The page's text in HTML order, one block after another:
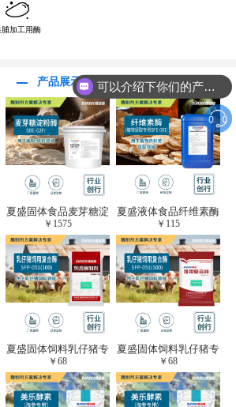
脯加工用酶
产品展示
夏盛固体食品麦芽糖淀
粉酶(烘焙及面粉改良
用酶/发酵类食品可
用)FDG-0012
￥ 1575
夏盛液体食品纤维素酶
(植物提取专用酶/解决
提取液混浊问题/降
黏)FFY-0651
￥ 115
夏盛固体饲料乳仔猪专
用复合酶SFG-0932
￥ 68
夏盛固体饲料乳仔猪专
用复合酶SFG-0932
￥68
你们是怎么收费的呢？